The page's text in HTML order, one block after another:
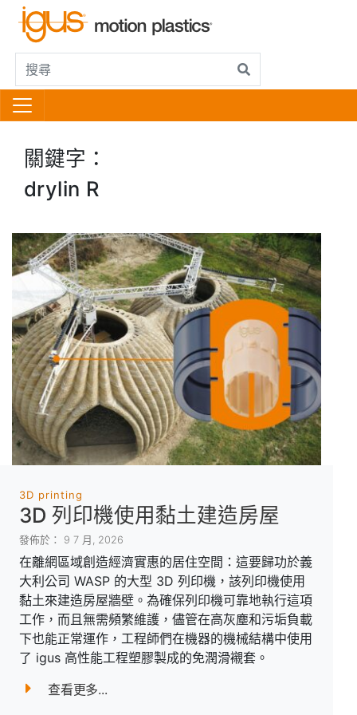
關鍵字：
drylin R
3D printing
3D 列印機使用黏土建造房屋
發佈於： 9 7 月, 2026
在離網區域創造經濟實惠的居住空間：這要歸功於義
大利公司 WASP 的大型 3D 列印機，該列印機使用
黏土來建造房屋牆壁。為確保列印機可靠地執行這項
工作，而且無需頻繁維護，儘管在高灰塵和污垢負載
下也能正常運作，工程師們在機器的機械結構中使用
了 igus 高性能工程塑膠製成的免潤滑襯套。
查看更多...